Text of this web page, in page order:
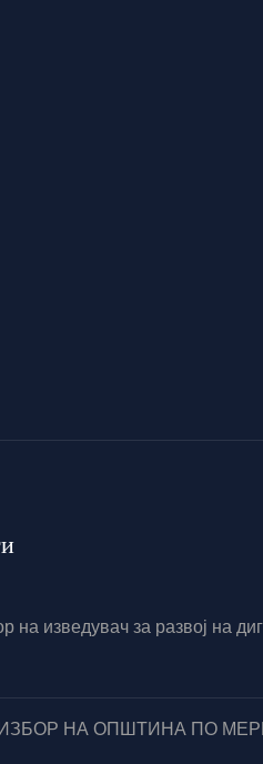
на изведувач за развој на
НА ОПШТИНА ПО